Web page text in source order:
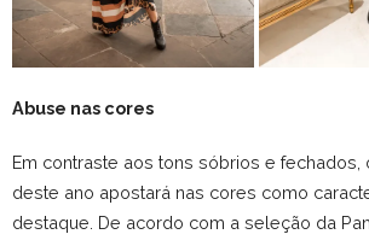
Abuse nas cores
Em contraste aos tons sóbrios e fechados,
deste ano apostará nas cores como
destaque. De acordo com a seleção da